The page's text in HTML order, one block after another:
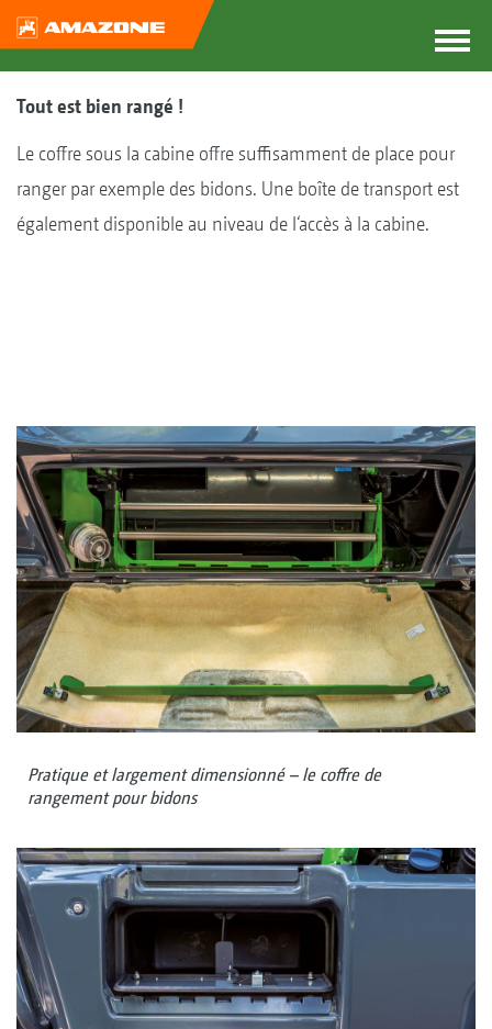
Tout est bien rangé !
Le coffre sous la cabine offre suffisamment de place pour
ranger par exemple des bidons. Une boîte de transport est
également disponible au niveau de l‘accès à la cabine.
Pratique et largement dimensionné – le coffre de
rangement pour bidons